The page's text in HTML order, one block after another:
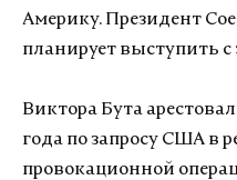
Америку. Президент
планирует выступить
Виктора Бута
года по запросу США в
провокационной